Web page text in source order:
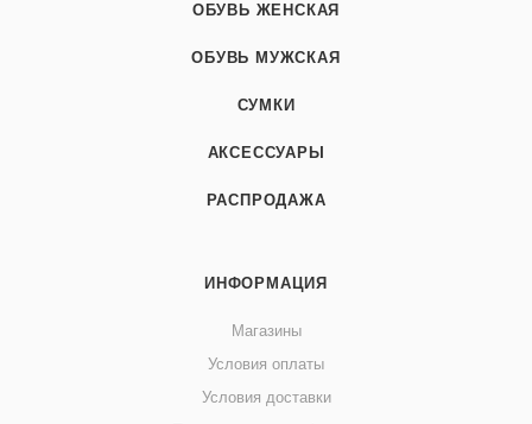
ОБУВЬ ЖЕНСКАЯ
ОБУВЬ МУЖСКАЯ
СУМКИ
АКСЕССУАРЫ
РАСПРОДАЖА
ИНФОРМАЦИЯ
Магазины
Условия оплаты
Условия доставки